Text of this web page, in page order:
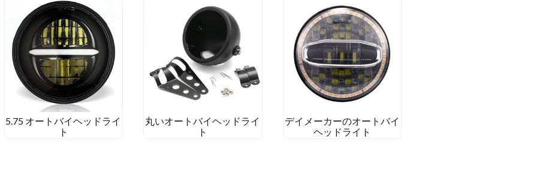
5.75 オートバイヘッドライ
ト
丸いオートバイヘッドライ
ト
デイメーカーのオートバイ
ヘッドライト